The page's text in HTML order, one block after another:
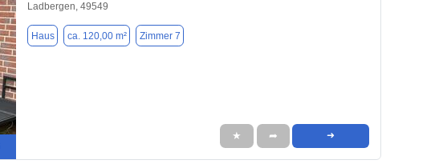
Ladbergen, 49549
Haus ca. 120,00 m² Zimmer 7
★ ➦ ➜